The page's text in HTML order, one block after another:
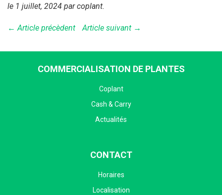
le 1 juillet, 2024 par coplant.
← Article précèdent Article suivant →
COMMERCIALISATION DE PLANTES
Coplant
Cash & Carry
Actualités
CONTACT
Horaires
Localisation